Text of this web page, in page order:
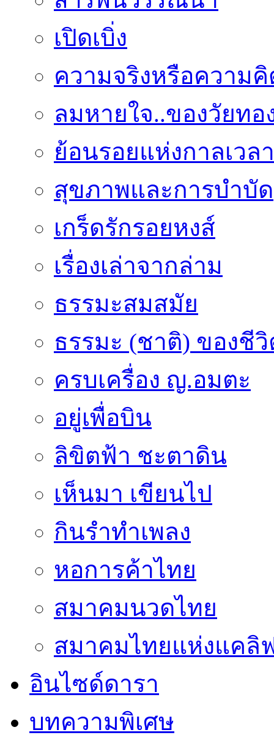
เปิดเบิ่ง
ความจริงหรือความ
ลมหายใจ..ของวัยทอ
ย้อนรอยแห่งกาลเวลา
สุขภาพและการบำบัด
เกร็ดรักรอยหงส์
เรื่องเล่าจากล่าม
ธรรมะสมสมัย
ธรรมะ (ชาติ) ของชี
ครบเครื่อง ญ.อมตะ
อยู่เพื่อบิน
ลิขิตฟ้า ชะตาดิน
เห็นมา เขียนไป
กินรำทำเพลง
หอการค้าไทย
สมาคมนวดไทย
สมาคมไทยแห่งแคลิ
อินไซด์ดารา
บทความพิเศษ